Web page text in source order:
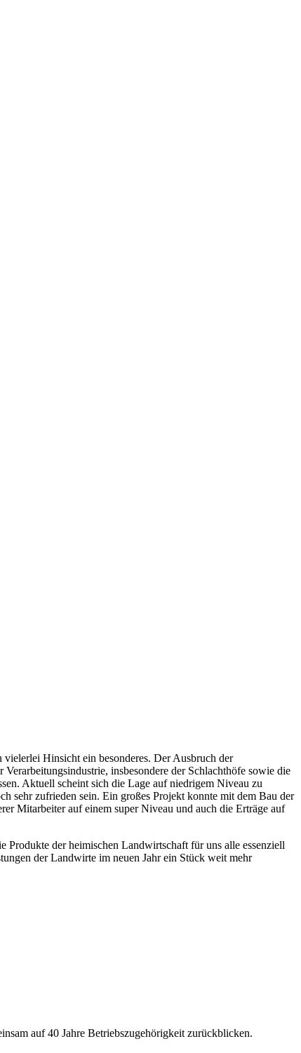
Hinsicht ein besonderes. Der Ausbruch der
insbesondere der Schlachthöfe sowie die
Aktuell scheint sich die Lage auf niedrigem Niveau zu
sehr zufrieden sein. Ein großes Projekt konnte mit dem Bau der
Mitarbeiter auf einem super Niveau und auch die Erträge auf
Produkte der heimischen Landwirtschaft für uns alle essenziell
der Landwirte im neuen Jahr ein Stück weit mehr
auf 40 Jahre Betriebszugehörigkeit zurückblicken.